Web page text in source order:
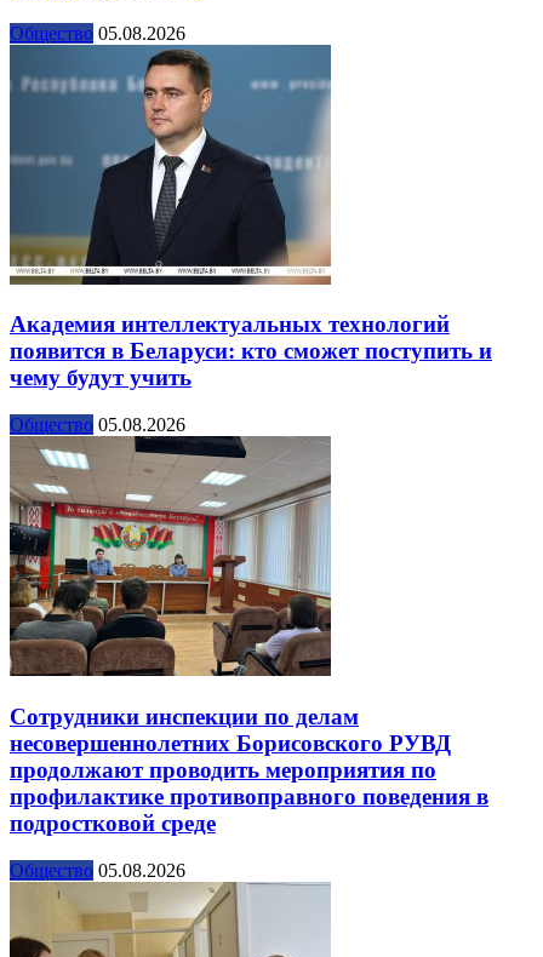
Общество 05.08.2026
Академия интеллектуальных технологий
появится в Беларуси: кто сможет поступить и
чему будут учить
Общество 05.08.2026
Сотрудники инспекции по делам
несовершеннолетних Борисовского РУВД
продолжают проводить мероприятия по
профилактике противоправного поведения в
подростковой среде
Общество 05.08.2026